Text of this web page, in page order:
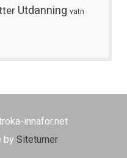
Utdanning vatn
innafor.net
by Siteturner